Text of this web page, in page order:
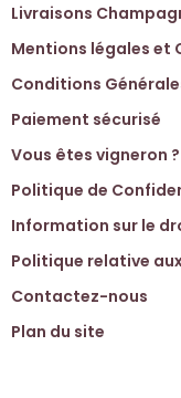
Livraisons
Mentions légales et
Conditions
Paiement sécurisé
Vous êtes vigneron
Politique de
Information sur le
Politique relative
Contactez-nous
Plan du site